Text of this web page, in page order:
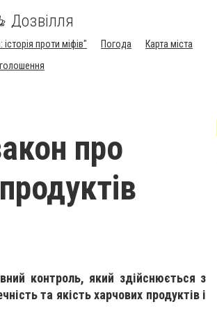
Дозвілля
проти міфів" Погода
Карта міста
про
контроль, який здійснюється з
та якість харчових продуктів і